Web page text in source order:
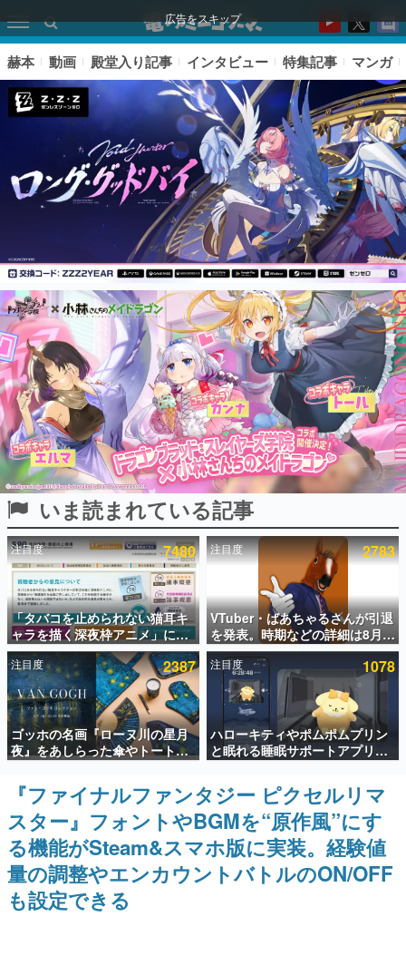
広告をスキップ
ピックアップ
電ファミのいま読まれている記事ランキング
アプリセール情報
インタビュー
連載・特集一覧
殿堂入り記事
SNS拡散数が数千以上！ ページビュー数万以上！ などな
ど。多くの人々に読まれた、電ファミ渾身の“殿堂入り”記
事をまとめました。
ゲームの企画書
名作ゲームクリエイターの方々に製作時のエピソードをお
聞きし、ヒットする企画（ゲーム）とは何か？を探ってい
きます。
赫本
この物語を解いてはいけない。『赫本』は、〈試験問題〉
の形をした短編ホラー小説集です。
新世代に訊く
これからのデジタルゲーム市場を担う若きクリエイター達
の姿を追い、彼らのルーツと情熱を探っていきます。
ゲーム世代の作家たち
ゲームに多大な影響を受けた作家さんに取材し、ゲームが
日本のコンテンツ産業やカルチャーに与えた影響を探る企
画です。
日本モバイルゲーム産業史
日本のモバイルゲーム史における主要なトピック・タイト
ルを網羅するほか、開発者へのインタビューや識者による
解説を掲載。約20年の歴史が一望できる決定版！
赫本 動画 殿堂入り記事 インタビュー 特集記事 マンガ
いま読まれている記事
注目度 7480
「タバコを止められない猫耳キ
ャラを描く深夜枠アニメ」に視
聴者の一部から批判意見。違法
薬物の使用と思しき描写も含め
て、BPOが議論を交わす
注目度 2783
VTuber・ばあちゃるさんが引退
を発表。時期などの詳細は8月9
日15時からの配信で説明
注目度 2387
ゴッホの名画『ローヌ川の星月
夜』をあしらった傘やトートバ
ッグなどが登場。8月7日21時よ
り2日間限定で予約販売
注目度 1078
ハローキティやポムポムプリン
と眠れる睡眠サポートアプリ
『ゆめたび』が配信中。キャラ
ごとのASMRや目覚ましアラー
ムも搭載
『ファイナルファンタジー ピクセルリマ
スター』フォントやBGMを“原作風”にす
る機能がSteam&スマホ版に実装。経験値
量の調整やエンカウントバトルのON/OFF
も設定できる